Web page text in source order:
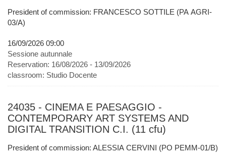
President of commission: FRANCESCO SOTTILE (PA AGRI-
03/A)
16/09/2026 09:00
Sessione autunnale
Reservation: 16/08/2026 - 13/09/2026
classroom: Studio Docente
24035 - CINEMA E PAESAGGIO -
CONTEMPORARY ART SYSTEMS AND
DIGITAL TRANSITION C.I. (11 cfu)
President of commission: ALESSIA CERVINI (PO PEMM-01/B)